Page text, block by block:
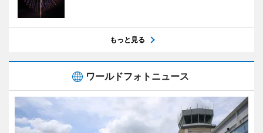
もっと見る
ワールドフォトニュース